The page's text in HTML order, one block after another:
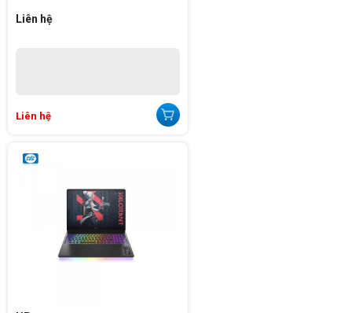
Liên hệ
Liên hệ